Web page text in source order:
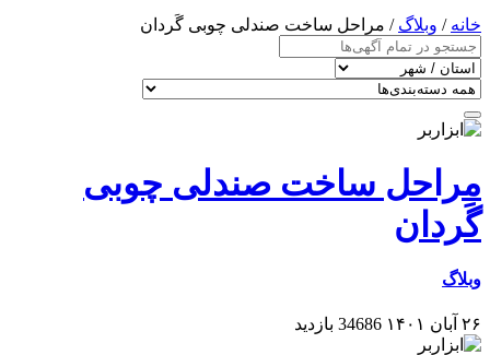
خانه / وبلاگ / مراحل ساخت صندلی چوبی گَردان
مراحل ساخت صندلی چوبی
گَردان
وبلاگ
۲۶ آبان ۱۴۰۱ 34686 بازدید